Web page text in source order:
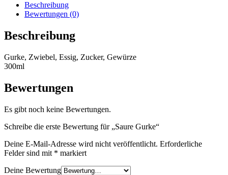
Beschreibung
Bewertungen (0)
Beschreibung
Gurke, Zwiebel, Essig, Zucker, Gewürze
300ml
Bewertungen
Es gibt noch keine Bewertungen.
Schreibe die erste Bewertung für „Saure Gurke“
Deine E-Mail-Adresse wird nicht veröffentlicht. Erforderliche
Felder sind mit * markiert
Deine Bewertung